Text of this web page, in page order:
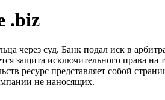
.biz
через суд. Банк подал иск в
защита исключительного права на
ресурс представляет собой
не наносящих.